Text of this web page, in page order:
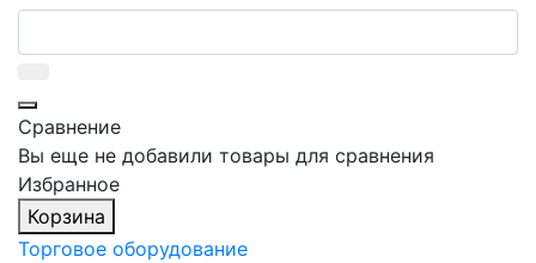
Сравнение
Вы еще не добавили товары для сравнения
Избранное
Корзина
Торговое оборудование